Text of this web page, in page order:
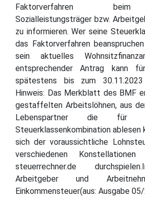
Faktorverfahren beim
Sozialleistungsträger bzw.
zu informieren. Wer seine
das Faktorverfahren
sein aktuelles
entsprechender Antrag kann
spätestens bis zum
Hinweis: Das Merkblatt des BMF
gestaffelten Arbeitslöhnen, aus
Lebenspartner die für
Steuerklassenkombination ablesen
sich der voraussichtliche
verschiedenen
steuerrechner.de
Arbeitgeber und
Einkommensteuer(aus: Ausgabe